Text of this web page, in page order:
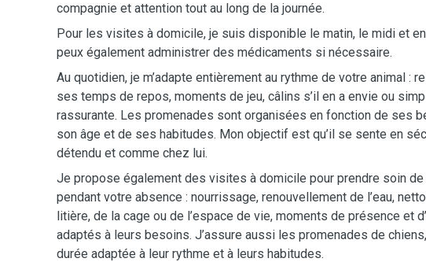
compagnie et attention tout au long de la journée.
Pour les visites à domicile, je suis disponible le matin, le midi et
peux également administrer des médicaments si nécessaire.
Au quotidien, je m’adapte entièrement au rythme de votre animal :
ses temps de repos, moments de jeu, câlins s’il en a envie ou
rassurante. Les promenades sont organisées en fonction de ses
son âge et de ses habitudes. Mon objectif est qu’il se sente en
détendu et comme chez lui.
Je propose également des visites à domicile pour prendre soin de
pendant votre absence : nourrissage, renouvellement de l’eau,
litière, de la cage ou de l’espace de vie, moments de présence et
adaptés à leurs besoins. J’assure aussi les promenades de
durée adaptée à leur rythme et à leurs habitudes.